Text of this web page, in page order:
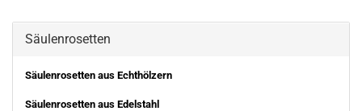
Säulenrosetten
Säulenrosetten aus Echthölzern
Säulenrosetten aus Edelstahl